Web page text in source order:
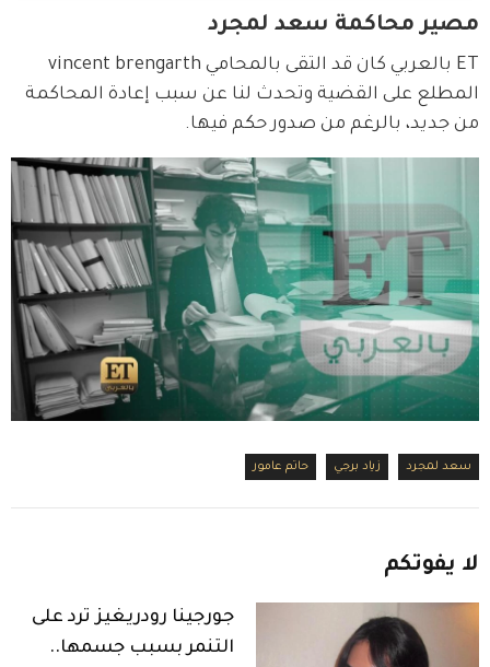
مصير محاكمة سعد لمجرد
المطلع على القضية وتحدث لنا عن سبب إعادة المحاكمة
من جديد، بالرغم من صدور حكم فيها.
سعد لمجرد زياد برجي حاتم عامور
لا يفوتكم
جورجينا رودريغيز ترد على
التنمر بسبب جسمها..